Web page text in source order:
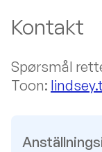
Kontakt
Spørsmål
Toon: